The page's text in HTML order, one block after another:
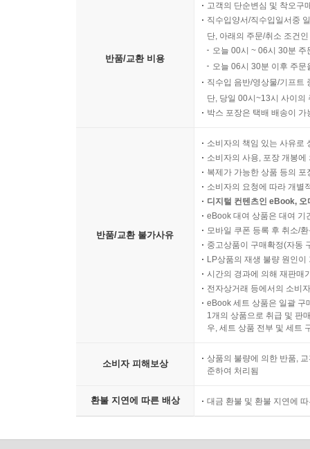
반품/교환 비용
고객의 단순변심 및 착오구
직수입양서/직수입일서중
단, 아래의 주문/취소 조건
오늘 00시 ~ 06시 30분
오늘 06시 30분 이후 주
직수입 음반/영상물/기프트
단, 당일 00시~13시 사이의
박스 포장은 택배 배송이
반품/교환 불가사유
소비자의 책임 있는 사유로
소비자의 사용, 포장 개봉
복제가 가능한 상품 등의
소비자의 요청에 따라 개별
디지털 컨텐츠인 eBook,
eBook 대여 상품은 대여 기
모바일 쿠폰 등록 후 취소/
중고상품이 구매확정(자동
LP상품의 재생 불량 원인
시간의 경과에 의해 재판매
전자상거래 등에서의 소비
eBook 세트 상품은 일괄 구
1개의 상품으로 취급 및 판
우, 세트 상품 전부 및 세트
소비자 피해보상
상품의 불량에 의한 반품,
준하여 처리됨
환불 지연에 따른 배상 대금 환불 및 환불 지연에